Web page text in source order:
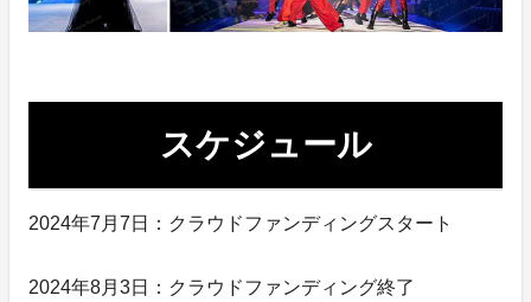
スケジュール
2024年7月7日：クラウドファンディングスタート
2024年8月3日：クラウドファンディング終了